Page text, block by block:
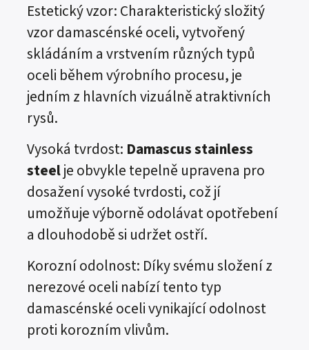
Estetický vzor: Charakteristický složitý
vzor damascénské oceli, vytvořený
skládáním a vrstvením různých typů
oceli během výrobního procesu, je
jedním z hlavních vizuálně atraktivních
rysů.
Vysoká tvrdost: Damascus stainless
steelje obvykle tepelně upravena pro
dosažení vysoké tvrdosti, což jí
umožňuje výborně odolávat opotřebení
a dlouhodobě si udržet ostří.
Korozní odolnost: Díky svému složení z
nerezové oceli nabízí tento typ
damascénské oceli vynikající odolnost
proti korozním vlivům.